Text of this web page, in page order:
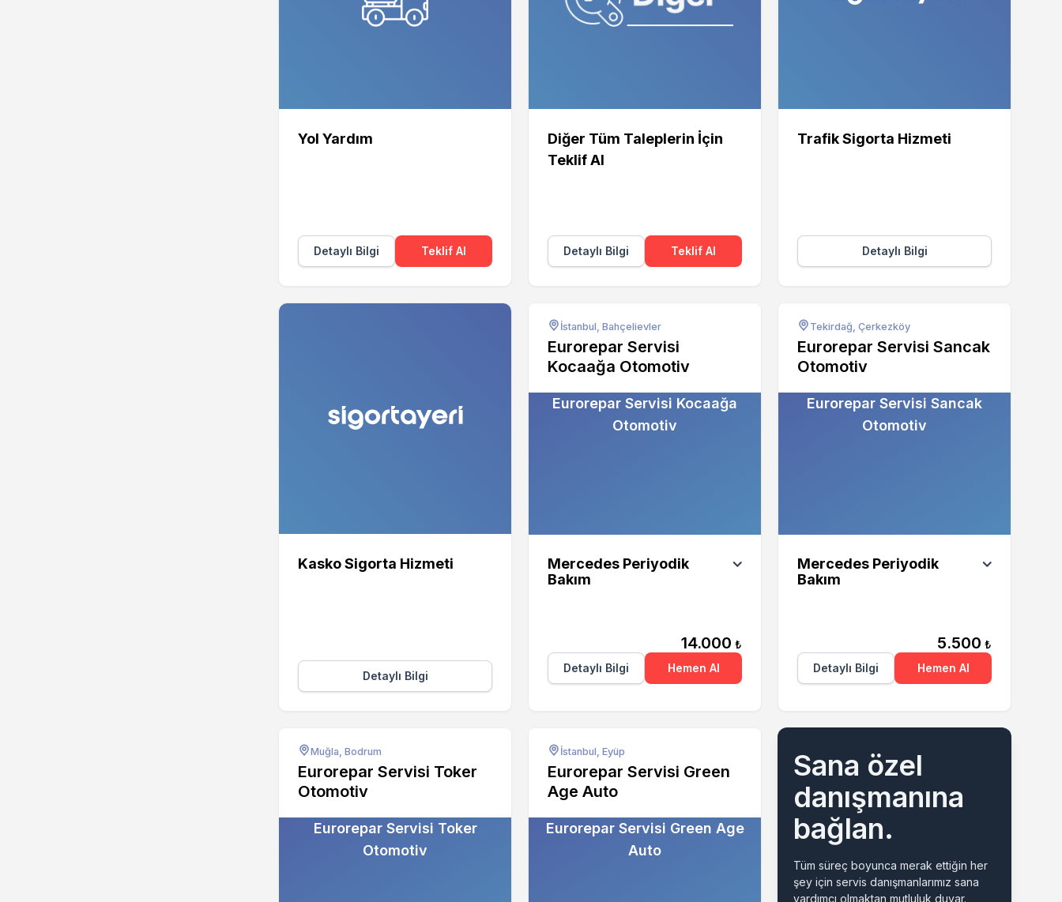
Yol Yardım
Detaylı Bilgi Teklif Al
Diğer Tüm Taleplerin İçin
Teklif Al
Detaylı Bilgi Teklif Al
Trafik Sigorta Hizmeti
Detaylı Bilgi
Kasko Sigorta Hizmeti
Detaylı Bilgi
İstanbul, Bahçelievler
Eurorepar Servisi
Kocaağa Otomotiv
Eurorepar Servisi Kocaağa
Otomotiv
Mercedes Periyodik
Bakım
14.000 ₺
Detaylı Bilgi
Hemen Al
Tekirdağ, Çerkezköy
Eurorepar Servisi Sancak
Otomotiv
Eurorepar Servisi Sancak
Otomotiv
Mercedes Periyodik
Bakım
5.500 ₺
Detaylı Bilgi
Hemen Al
Muğla, Bodrum
Eurorepar Servisi Toker
Otomotiv
Eurorepar Servisi Toker
Otomotiv
İstanbul, Eyüp
Eurorepar Servisi Green
Age Auto
Eurorepar Servisi Green Age
Auto
Sana özel
danışmanına
bağlan.
Tüm süreç boyunca merak ettiğin her
şey için servis danışmanlarımız sana
yardımcı olmaktan mutluluk duyar.